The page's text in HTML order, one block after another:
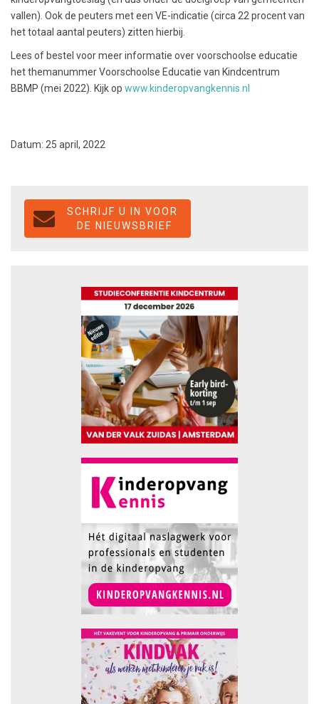
vallen). Ook de peuters met een VE-indicatie (circa 22 procent van
het totaal aantal peuters) zitten hierbij.
Lees of bestel voor meer informatie over voorschoolse educatie
het themanummer Voorschoolse Educatie van Kindcentrum
BBMP (mei 2022). Kijk op www.kinderopvangkennis.nl
Datum: 25 april, 2022
SCHRIJF U IN VOOR
DE NIEUWSBRIEF